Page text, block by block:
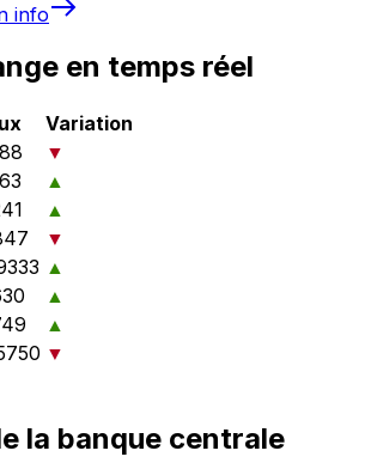
info
en temps réel
Variation
▼
▲
▲
▼
▲
▲
▲
▼
la banque centrale